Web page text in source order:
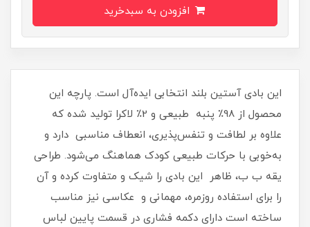
این بادی آستین بلند انتخابی ایده‌آل است. پارچه این
محصول از 98٪ پنبه طبیعی و 2٪ لاکرا تولید شده که
علاوه بر لطافت و تنفس‌پذیری، انعطاف مناسبی دارد و
به‌خوبی با حرکات طبیعی کودک هماهنگ می‌شود. طراحی
یقه ب ب، ظاهر این بادی را شیک و متفاوت کرده و آن
را برای استفاده روزمره، مهمانی و عکاسی نیز مناسب
ساخته است دارای دکمه فشاری در قسمت پایین لباس